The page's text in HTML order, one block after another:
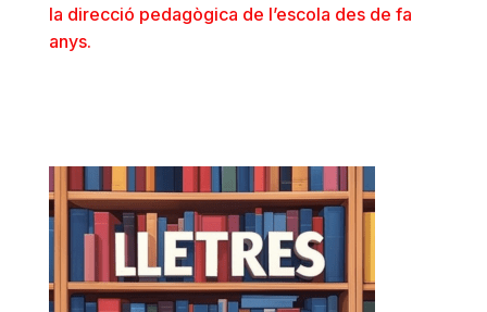
la direcció pedagògica de l’escola des de fa
anys.